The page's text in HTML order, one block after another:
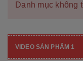
Danh mục không
VIDEO SẢN PHẨM 1